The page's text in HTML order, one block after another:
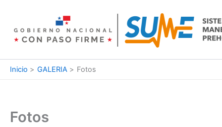
contenido
Inicio GALERIA Fotos
Fotos